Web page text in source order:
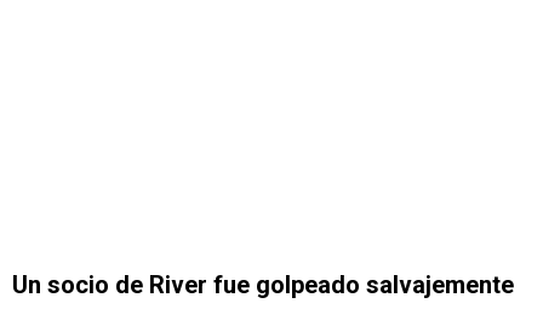
Un socio de River fue golpeado salvajemente